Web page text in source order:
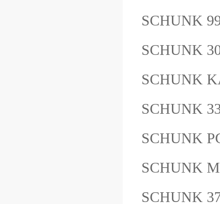
SCHUNK
SCHUNK
SCHUNK
SCHUNK
SCHUNK
SCHUNK
SCHUNK